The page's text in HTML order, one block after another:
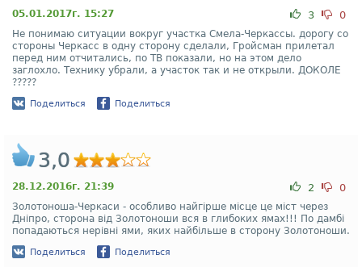
05.01.2017г. 15:27
3 0
Не понимаю ситуации вокруг участка Смела-Черкассы. дорогу со
стороны Черкасс в одну сторону сделали, Гройсман прилетал
перед ним отчитались, по ТВ показали, но на этом дело
заглохло. Технику убрали, а участок так и не открыли. ДОКОЛЕ
?????
Поделиться Поделиться
3,0
28.12.2016г. 21:39 2 0
Золотоноша-Черкаси - особливо найгірше місце це міст через
Дніпро, сторона від Золотоноши вся в глибоких ямах!!! По дамбі
попадаються нерівні ями, яких найбільше в сторону Золотоноши.
Поделиться Поделиться